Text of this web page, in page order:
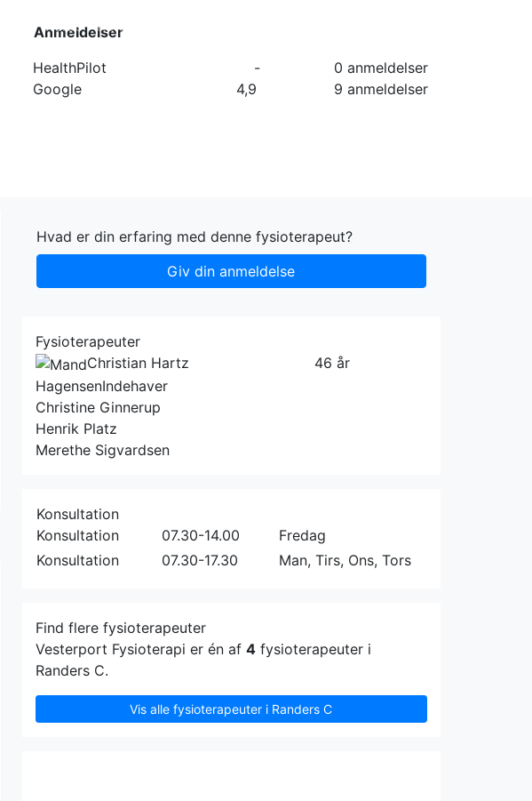
Forside Kategorier
Anmeldelser
HealthPilot
-
0 anmeldelser
Google
4,9 9 anmeldelser
Hvad er din erfaring med denne fysioterapeut?
Giv din anmeldelse
Fysioterapeuter
Christian Hartz
HagensenIndehaver
46 år
Christine Ginnerup
Henrik Platz
Merethe Sigvardsen
Konsultation
Konsultation
07.30-14.00
Fredag
Konsultation
07.30-17.30 Man, Tirs, Ons, Tors
Find flere fysioterapeuter
Vesterport Fysioterapi er én af 4fysioterapeuter i
Randers C.
Vis alle fysioterapeuter i Randers C